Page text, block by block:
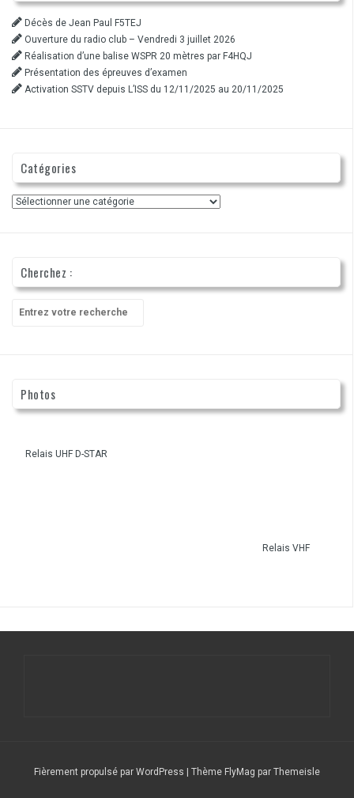
Décès de Jean Paul F5TEJ
Ouverture du radio club – Vendredi 3 juillet 2026
Réalisation d’une balise WSPR 20 mètres par F4HQJ
Présentation des épreuves d’examen
Activation SSTV depuis L’ISS du 12/11/2025 au 20/11/2025
Catégories
Catégories
Cherchez :
pour
Photos
Relais UHF D-STAR
Relais VHF
Fièrement propulsé par WordPress Thème FlyMag par Themeisle